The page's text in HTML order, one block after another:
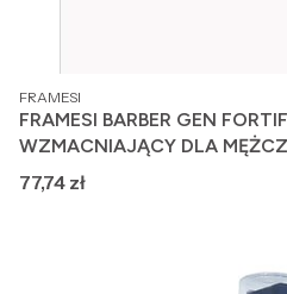
PRODUCENT
FRAMESI
FRAMESI BARBER GEN
WZMACNIAJĄCY DLA
Cena
77,74 zł